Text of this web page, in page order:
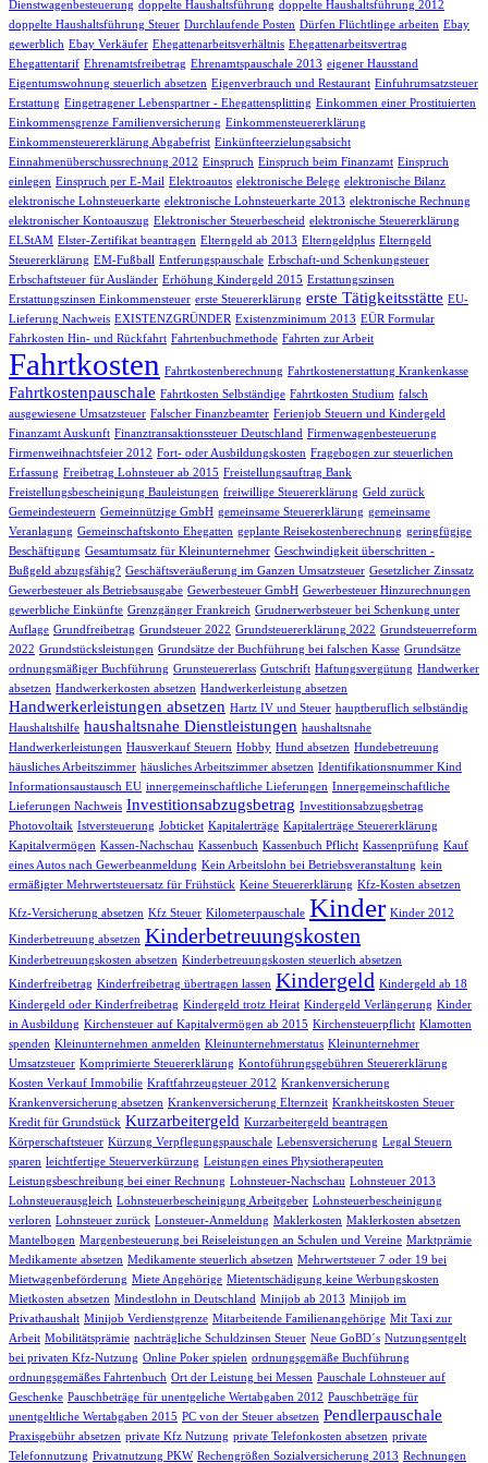
Dienstwagenbesteuerung doppelte Haushaltsführung doppelte Haushaltsführung 2012
doppelte Haushaltsführung Steuer Durchlaufende Posten Dürfen Flüchtlinge arbeiten Ebay
gewerblich Ebay Verkäufer Ehegattenarbeitsverhältnis Ehegattenarbeitsvertrag
Ehegattentarif Ehrenamtsfreibetrag Ehrenamtspauschale 2013 eigener Hausstand
Eigentumswohnung steuerlich absetzen Eigenverbrauch und Restaurant Einfuhrumsatzsteuer
Erstattung Eingetragener Lebenspartner - Ehegattensplitting Einkommen einer Prostituierten
Einkommensgrenze Familienversicherung Einkommensteuererklärung
Einkommensteuererklärung Abgabefrist Einkünfteerzielungsabsicht
Einnahmenüberschussrechnung 2012 Einspruch Einspruch beim Finanzamt Einspruch
einlegen Einspruch per E-Mail Elektroautos elektronische Belege elektronische Bilanz
elektronische Lohnsteuerkarte elektronische Lohnsteuerkarte 2013 elektronische Rechnung
elektronischer Kontoauszug Elektronischer Steuerbescheid elektronische Steuererklärung
ELStAM Elster-Zertifikat beantragen Elterngeld ab 2013 Elterngeldplus Elterngeld
Steuererklärung EM-Fußball Entferungspauschale Erbschaft-und Schenkungsteuer
Erbschaftsteuer für Ausländer Erhöhung Kindergeld 2015 Erstattungszinsen
Erstattungszinsen Einkommensteuer erste Steuererklärung erste Tätigkeitsstätte EU-
Lieferung Nachweis EXISTENZGRÜNDER Existenzminimum 2013 EÜR Formular
Fahrkosten Hin- und Rückfahrt Fahrtenbuchmethode Fahrten zur Arbeit
Fahrtkosten Fahrtkostenberechnung Fahrtkostenerstattung Krankenkasse
Fahrtkostenpauschale Fahrtkosten Selbständige Fahrtkosten Studium falsch
ausgewiesene Umsatzsteuer Falscher Finanzbeamter Ferienjob Steuern und Kindergeld
Finanzamt Auskunft Finanztransaktionssteuer Deutschland Firmenwagenbesteuerung
Firmenweihnachtsfeier 2012 Fort- oder Ausbildungskosten Fragebogen zur steuerlichen
Erfassung Freibetrag Lohnsteuer ab 2015 Freistellungsauftrag Bank
Freistellungsbescheinigung Bauleistungen freiwillige Steuererklärung Geld zurück
Gemeindesteuern Gemeinnützige GmbH gemeinsame Steuererklärung gemeinsame
Veranlagung Gemeinschaftskonto Ehegatten geplante Reisekostenberechnung geringfügige
Beschäftigung Gesamtumsatz für Kleinunternehmer Geschwindigkeit überschritten -
Bußgeld abzugsfähig? Geschäftsveräußerung im Ganzen Umsatzsteuer Gesetzlicher Zinssatz
Gewerbesteuer als Betriebsausgabe Gewerbesteuer GmbH Gewerbesteuer Hinzurechnungen
gewerbliche Einkünfte Grenzgänger Frankreich Grudnerwerbsteuer bei Schenkung unter
Auflage Grundfreibetrag Grundsteuer 2022 Grundsteuererklärung 2022 Grundsteuerreform
2022 Grundstücksleistungen Grundsätze der Buchführung bei falschen Kasse Grundsätze
ordnungsmäßiger Buchführung Grunsteuererlass Gutschrift Haftungsvergütung Handwerker
absetzen Handwerkerkosten absetzen Handwerkerleistung absetzen
Handwerkerleistungen absetzen Hartz IV und Steuer hauptberuflich selbständig
Haushaltshilfe haushaltsnahe Dienstleistungen haushaltsnahe
Handwerkerleistungen Hausverkauf Steuern Hobby Hund absetzen Hundebetreuung
häusliches Arbeitszimmer häusliches Arbeitszimmer absetzen Identifikationsnummer Kind
Informationsaustausch EU innergemeinschaftliche Lieferungen Innergemeinschaftliche
Lieferungen Nachweis Investitionsabzugsbetrag Investitionsabzugsbetrag
Photovoltaik Istversteuerung Jobticket Kapitalerträge Kapitalerträge Steuererklärung
Kapitalvermögen Kassen-Nachschau Kassenbuch Kassenbuch Pflicht Kassenprüfung Kauf
eines Autos nach Gewerbeanmeldung Kein Arbeitslohn bei Betriebsveranstaltung kein
ermäßigter Mehrwertsteuersatz für Frühstück Keine Steuererklärung Kfz-Kosten absetzen
Kfz-Versicherung absetzen Kfz Steuer Kilometerpauschale Kinder Kinder 2012
Kinderbetreuung absetzen Kinderbetreuungskosten
Kinderbetreuungskosten absetzen Kinderbetreuungskosten steuerlich absetzen
Kinderfreibetrag Kinderfreibetrag übertragen lassen Kindergeld Kindergeld ab 18
Kindergeld oder Kinderfreibetrag Kindergeld trotz Heirat Kindergeld Verlängerung Kinder
in Ausbildung Kirchensteuer auf Kapitalvermögen ab 2015 Kirchensteuerpflicht Klamotten
spenden Kleinunternehmen anmelden Kleinunternehmerstatus Kleinunternehmer
Umsatzsteuer Komprimierte Steuererklärung Kontoführungsgebühren Steuererklärung
Kosten Verkauf Immobilie Kraftfahrzeugsteuer 2012 Krankenversicherung
Krankenversicherung absetzen Krankenversicherung Elternzeit Krankheitskosten Steuer
Kredit für Grundstück Kurzarbeitergeld Kurzarbeitergeld beantragen
Körperschaftsteuer Kürzung Verpflegungspauschale Lebensversicherung Legal Steuern
sparen leichtfertige Steuerverkürzung Leistungen eines Physiotherapeuten
Leistungsbeschreibung bei einer Rechnung Lohnsteuer-Nachschau Lohnsteuer 2013
Lohnsteuerausgleich Lohnsteuerbescheinigung Arbeitgeber Lohnsteuerbescheinigung
verloren Lohnsteuer zurück Lonsteuer-Anmeldung Maklerkosten Maklerkosten absetzen
Mantelbogen Margenbesteuerung bei Reiseleistungen an Schulen und Vereine Marktprämie
Medikamente absetzen Medikamente steuerlich absetzen Mehrwertsteuer 7 oder 19 bei
Mietwagenbeförderung Miete Angehörige Mietentschädigung keine Werbungskosten
Mietkosten absetzen Mindestlohn in Deutschland Minijob ab 2013 Minijob im
Privathaushalt Minijob Verdienstgrenze Mitarbeitende Familienangehörige Mit Taxi zur
Arbeit Mobilitätsprämie nachträgliche Schuldzinsen Steuer Neue GoBD´s Nutzungsentgelt
bei privaten Kfz-Nutzung Online Poker spielen ordnungsgemäße Buchführung
ordnungsgemäßes Fahrtenbuch Ort der Leistung bei Messen Pauschale Lohnsteuer auf
Geschenke Pauschbeträge für unentgeliche Wertabgaben 2012 Pauschbeträge für
unentgeltliche Wertabgaben 2015 PC von der Steuer absetzen Pendlerpauschale
Praxisgebühr absetzen private Kfz Nutzung private Telefonkosten absetzen private
Telefonnutzung Privatnutzung PKW Rechengrößen Sozialversicherung 2013 Rechnungen